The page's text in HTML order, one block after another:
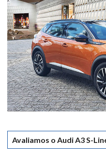
Avaliamos o Audi A3 S-